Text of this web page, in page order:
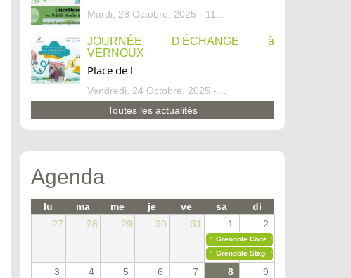
JOURNÉE D'ÉCHANGE à
VERNOUX
Place de l
Toutes les actualités
Agenda
lu ma me je ve sa
di
27
28 29 30 31 1 2
« Grenoble Code Blanc
»
« Grenoble Stage Vélo Débutant
»
3 4 5 6 7 8 9